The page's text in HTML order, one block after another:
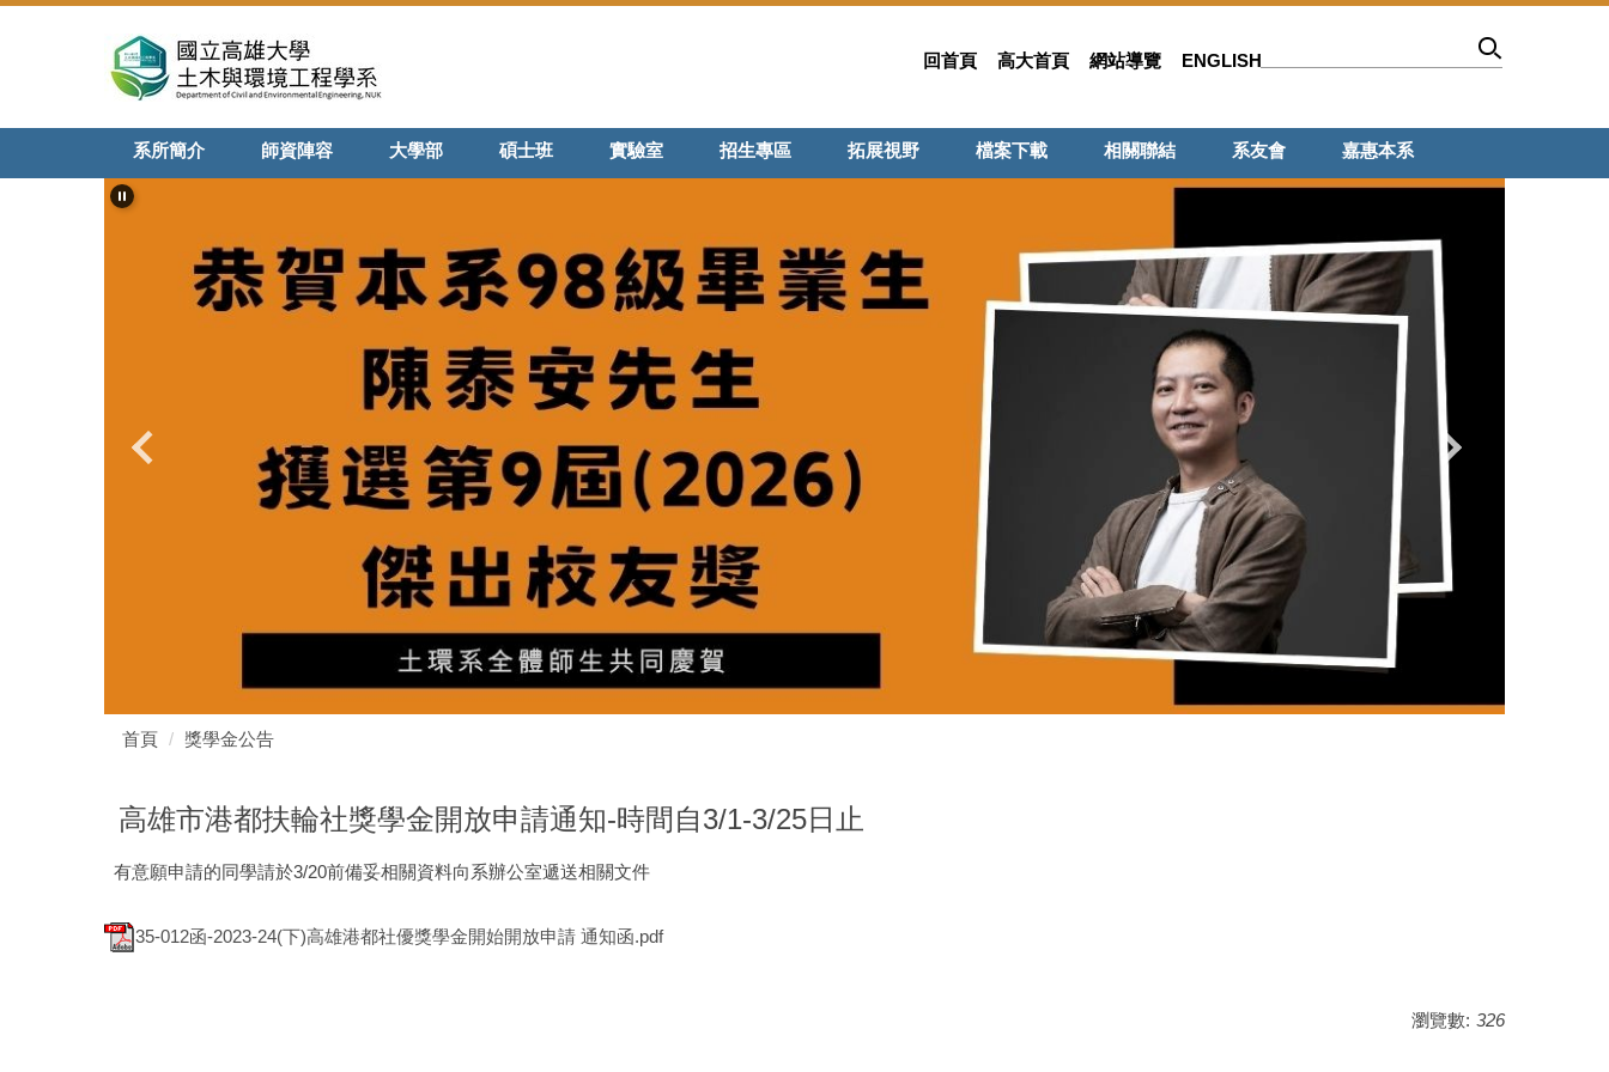
內
區
回首頁 高大首頁 網站導覽 ENGLISH
系所簡介 師資陣容 大學部 碩士班 實驗室 招生專區 拓展視野 檔案下載 相關聯結 系友會 嘉惠本系
首頁 獎學金公告
高雄市港都扶輪社獎學金開放申請通知-時間自3/1-3/25日止
有意願申請的同學請於3/20前備妥相關資料向系辦公室遞送相關文件
35-012函-2023-24(下)高雄港都社優獎學金開始開放申請 通知函.pdf
瀏覽數: 326